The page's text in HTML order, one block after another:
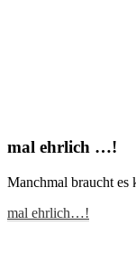
mal ehrlich …!
Manchmal braucht es
mal ehrlich…!